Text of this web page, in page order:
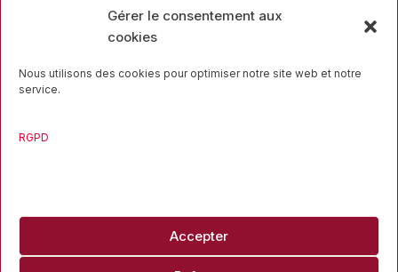
Gérer le consentement aux
cookies
Nous utilisons des cookies pour optimiser notre site web et notre
service.
RGPD
Accepter